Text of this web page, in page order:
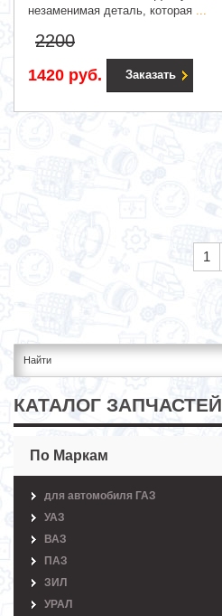
незаменимая деталь, которая ...
2200
1420 руб. Заказать
1
КАТАЛОГ ЗАПЧАСТЕЙ
По Маркам
для автомобиля ГАЗ
УАЗ
ВАЗ
ПАЗ
ЗИЛ
УРАЛ